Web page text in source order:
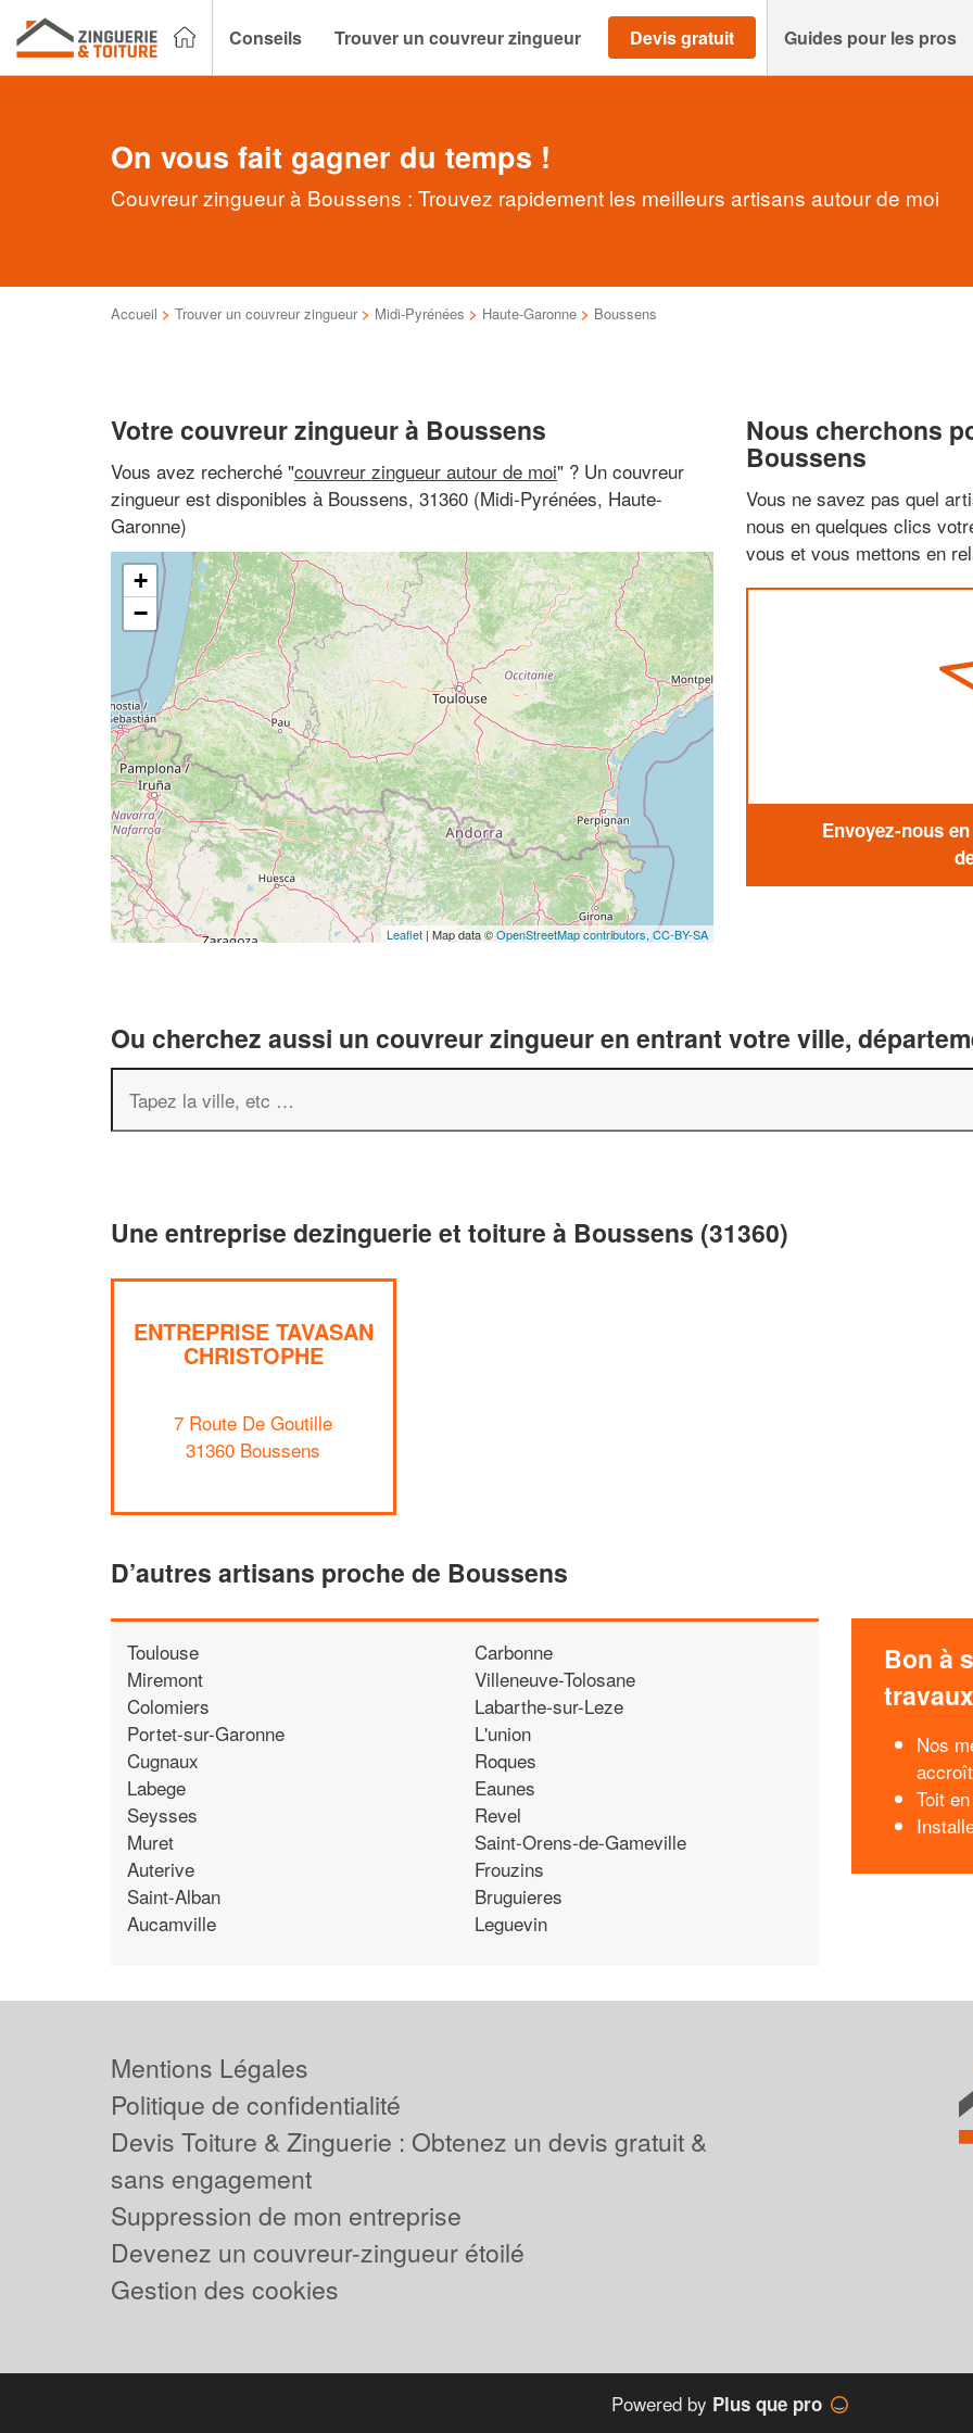
Conseils Trouver un couvreur zingueur Devis gratuit Guides pour les pros
On vous fait gagner du temps !
Couvreur zingueur à Boussens : Trouvez rapidement les meilleurs artisans autour de moi
Accueil > Trouver un couvreur zingueur > Midi-Pyrénées > Haute-Garonne > Boussens
Votre couvreur zingueur à Boussens
Vous avez recherché "couvreur zingueur autour de moi" ? Un couvreur
zingueur est disponibles à Boussens, 31360 (Midi-Pyrénées, Haute-
Garonne)
+
−
Leaflet | Map data ©OpenStreetMap contributors, CC-BY-SA
Nous cherchons
Boussens
Vous ne savez pas quel
nous en quelques clics
vous et vous mettons en
Envoyez-nous
Ou cherchez aussi un couvreur zingueur en entrant votre ville,
Une entreprise dezinguerie et toiture à Boussens (31360)
ENTREPRISE TAVASAN
CHRISTOPHE
7 Route De Goutille
31360 Boussens
D’autres artisans proche de Boussens
Toulouse
Miremont
Colomiers
Portet-sur-Garonne
Cugnaux
Labege
Seysses
Muret
Auterive
Saint-Alban
Aucamville
Carbonne
Villeneuve-Tolosane
Labarthe-sur-Leze
L'union
Roques
Eaunes
Revel
Saint-Orens-de-Gameville
Frouzins
Bruguieres
Leguevin
Bon à
travaux
Nos
Toit
Mentions Légales
Politique de confidentialité
Devis Toiture & Zinguerie : Obtenez un devis gratuit &
sans engagement
Suppression de mon entreprise
Devenez un couvreur-zingueur étoilé
Gestion des cookies
Powered by Plus que pro